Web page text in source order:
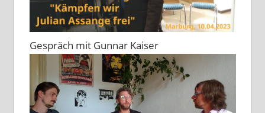
Gespräch mit Gunnar Kaiser